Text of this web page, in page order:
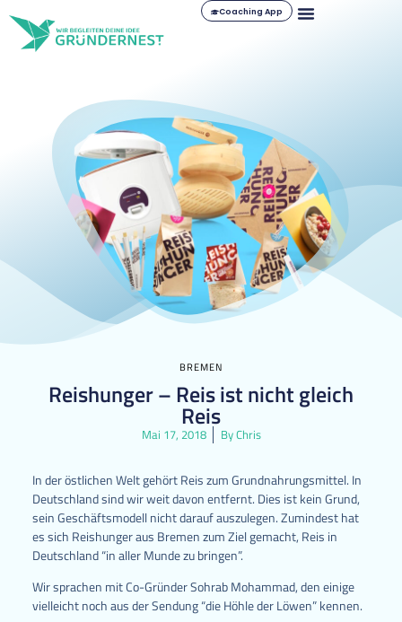
Coaching App
BREMEN
Reishunger – Reis ist nicht gleich
Reis
Mai 17, 2018 ByChris
In der östlichen Welt gehört Reis zum Grundnahrungsmittel. In
Deutschland sind wir weit davon entfernt. Dies ist kein Grund,
sein Geschäftsmodell nicht darauf auszulegen. Zumindest hat
es sich Reishunger aus Bremen zum Ziel gemacht, Reis in
Deutschland “in aller Munde zu bringen”.
Wir sprachen mit Co-Gründer Sohrab Mohammad, den einige
vielleicht noch aus der Sendung “die Höhle der Löwen” kennen.